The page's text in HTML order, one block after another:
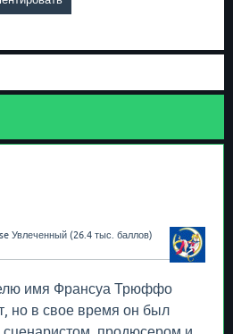
Увлеченный (26.4 тыс. баллов)
имя Франсуа Трюффо
но в свое время он был